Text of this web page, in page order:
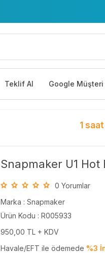
Teklif Al Google Müşteri
1
Snapmaker U1
0 Yorumlar
Marka : Snapmaker
Ürün Kodu : R005933
950,00 TL + KDV
Havale/EFT ile ödemede %3